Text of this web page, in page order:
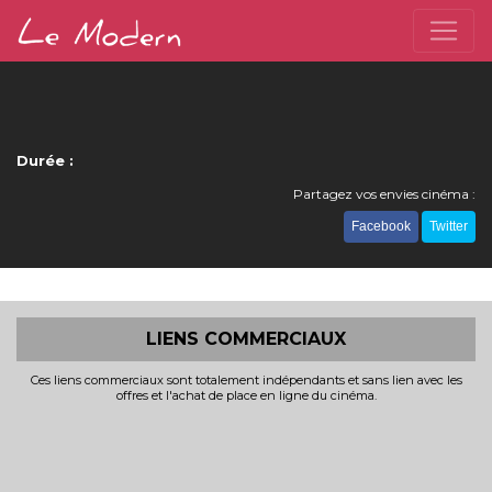
Durée :
Partagez vos envies cinéma :
Facebook Twitter
LIENS COMMERCIAUX
Ces liens commerciaux sont totalement indépendants et sans lien avec les
offres et l'achat de place en ligne du cinéma.